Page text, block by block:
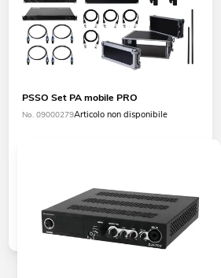
PSSO Set PA mobile PRO
No. 09000279Articolo non disponibile